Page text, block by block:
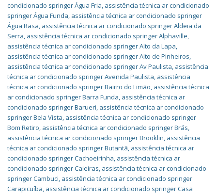
condicionado springer Água Fria, assistência técnica ar condicionado
springer Água Funda, assistência técnica ar condicionado springer
Água Rasa, assistência técnica ar condicionado springer Aldeia da
Serra, assistência técnica ar condicionado springer Alphaville,
assistência técnica ar condicionado springer Alto da Lapa,
assistência técnica ar condicionado springer Alto de Pinheiros,
assistência técnica ar condicionado springer Av Paulista, assistência
técnica ar condicionado springer Avenida Paulista, assistência
técnica ar condicionado springer Bairro do Limão, assistência técnica
ar condicionado springer Barra Funda, assistência técnica ar
condicionado springer Barueri, assistência técnica ar condicionado
springer Bela Vista, assistência técnica ar condicionado springer
Bom Retiro, assistência técnica ar condicionado springer Brás,
assistência técnica ar condicionado springer Brooklin, assistência
técnica ar condicionado springer Butantã, assistência técnica ar
condicionado springer Cachoeirinha, assistência técnica ar
condicionado springer Caieiras, assistência técnica ar condicionado
springer Cambuci, assistência técnica ar condicionado springer
Carapicuíba, assistência técnica ar condicionado springer Casa